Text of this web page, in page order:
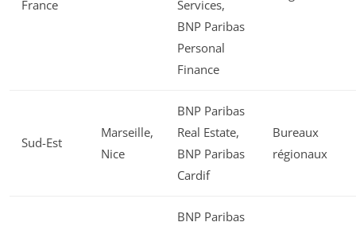
France
Services,
BNP Paribas
Personal
Finance
Sud-Est
Marseille,
Nice
BNP Paribas
Real Estate,
BNP Paribas
Cardif
Bureaux
régionaux
BNP Paribas